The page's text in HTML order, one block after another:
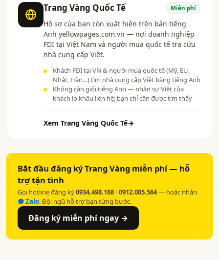
Trang Vàng Quốc Tế Miễn phí
Hồ sơ của bạn còn xuất hiện trên bản tiếng
Anh yellowpages.com.vn — nơi doanh nghiệp
FDI tại Việt Nam và người mua quốc tế tra cứu
nhà cung cấp Việt.
Khách FDI tại VN & người mua quốc tế (Mỹ, EU,
Nhật, Hàn…) tìm nhà cung cấp Việt bằng tiếng Anh
Không cần giỏi tiếng Anh — nhân sự Việt của
khách lo khâu liên hệ; bạn chỉ cần được tìm thấy
Xem Trang Vàng Quốc Tế→
Bắt đầu đăng ký Trang Vàng miễn phí — hỗ
trợ tận tình
Gọi hotline đăng ký0934.498.168 · 0912.005.564— hoặc nhắn
Zalo. Đội ngũ hỗ trợ bạn từng bước.
Đăng ký miễn phí ngay →